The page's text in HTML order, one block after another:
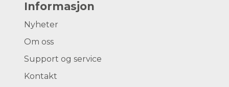
Informasjon
Nyheter
Om oss
Support og service
Kontakt